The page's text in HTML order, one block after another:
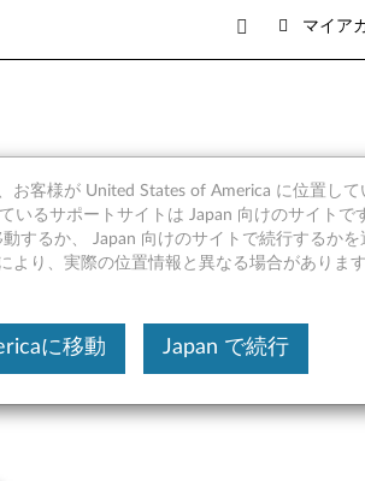
マイア
ドック - 製品の
お客様が United States of America に位置して
いるサポートサイトは Japan 向けのサイトで
するか、 Japan 向けのサイトで続行するかを
り、実際の位置情報と異なる場合があります
に移動 Japan で続行